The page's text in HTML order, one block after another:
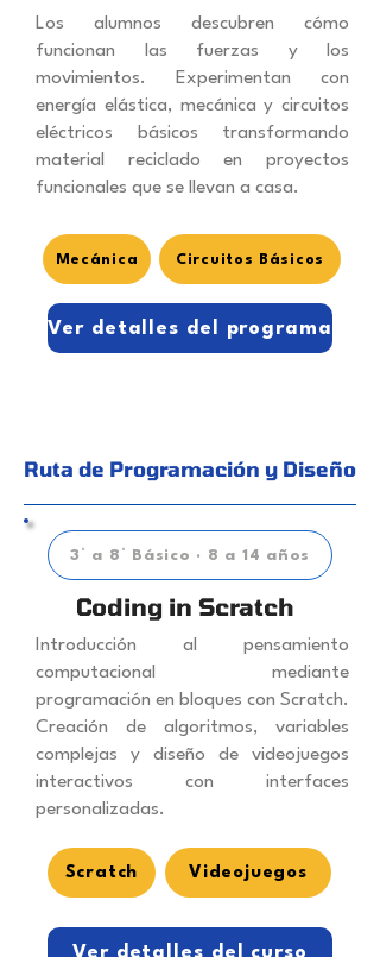
Los alumnos descubren cómo
funcionan las fuerzas y los
movimientos. Experimentan con
energía elástica, mecánica y circuitos
eléctricos básicos transformando
material reciclado en proyectos
funcionales que se llevan a casa.
Mecánica Circuitos Básicos
Ver detalles del programa
Ruta de Programación y Diseño
3° a 8° Básico · 8 a 14 años
Coding in Scratch
Introducción al pensamiento
computacional mediante
programación en bloques con Scratch.
Creación de algoritmos, variables
complejas y diseño de videojuegos
interactivos con interfaces
personalizadas.
Scratch Videojuegos
Ver detalles del curso